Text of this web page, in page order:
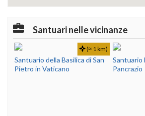
Santuari nelle vicinanze
Santuario della Basilica di San
Pietro in Vaticano
(≈ 1 km)
Santuario
Pancrazio